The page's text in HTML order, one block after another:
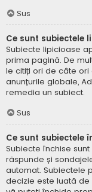
Sus
Ce sunt subiectele
Subiecte lipicioase
prima pagină. De
le citiți ori de câte ori
anunțurile globale,
remedia un subiect.
Sus
Ce sunt subiectele
Subiecte închise
răspunde și
automat. Subiectele
decizie este luată